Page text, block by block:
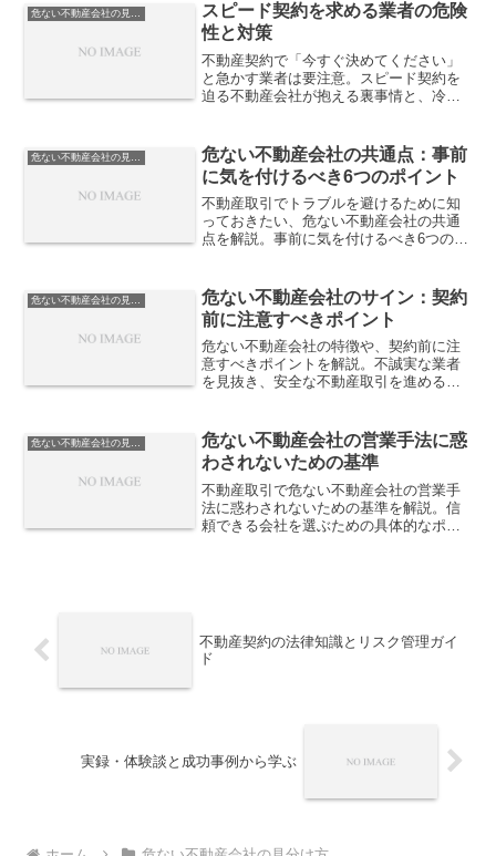
危ない不動産会社の見分け方
スピード契約を求める業者の危険
性と対策
不動産契約で「今すぐ決めてください」
と急かす業者は要注意。スピード契約を
迫る不動産会社が抱える裏事情と、冷静
危ない不動産会社の共通点：事前
に気を付けるべき6つのポイント
不動産取引でトラブルを避けるために知
っておきたい、危ない不動産会社の共通
点を解説。事前に気を付けるべき6つのポ
危ない不動産会社のサイン：契約
前に注意すべきポイント
危ない不動産会社の特徴や、契約前に注
意すべきポイントを解説。不誠実な業者
を見抜き、安全な不動産取引を進めるた
危ない不動産会社の見分け方
危ない不動産会社の営業手法に惑
わされないための基準
不動産取引で危ない不動産会社の営業手
法に惑わされないための基準を解説。信
頼できる会社を選ぶための具体的なポイ
不動産契約の法律知識とリスク管理ガイ
ド
実録・体験談と成功事例から学ぶ